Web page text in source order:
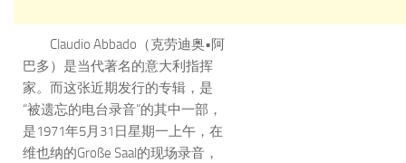
Claudio Abbado（克劳迪奥•阿
巴多）是当代著名的意大利指挥
家。而这张近期发行的专辑，是
“被遗忘的电台录音”的其中一部，
是1971年5月31日星期一上午，在
维也纳的Große Saal的现场录音，